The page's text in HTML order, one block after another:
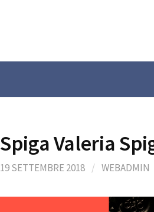
Spiga Valeria
19 SETTEMBRE 2018 / WEBADMIN